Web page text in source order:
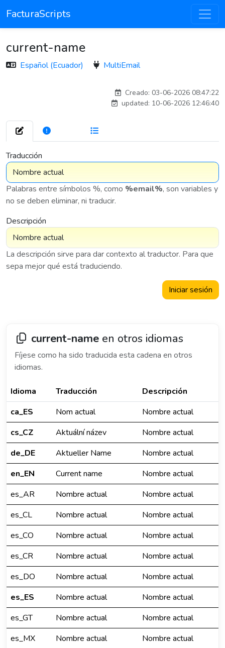
FacturaScripts
current-name
Español (Ecuador) MultiEmail
Creado: 03-06-2026 08:47:22
updated: 10-06-2026 12:46:40
Traducción
Palabras entre símbolos %, como %email%, son variables y
no se deben eliminar, ni traducir.
Descripción
La descripción sirve para dar contexto al traductor. Para que
sepa mejor qué está traduciendo.
Iniciar sesión
current-name en otros idiomas
Fíjese como ha sido traducida esta cadena en otros
idiomas.
Idioma Traducción
Descripción
ca_ES
Nom actual
Nombre actual
cs_CZ
Aktuální název
Nombre actual
de_DE
Aktueller Name
Nombre actual
en_EN
Current name
Nombre actual
es_AR
Nombre actual
Nombre actual
es_CL
Nombre actual
Nombre actual
es_CO
Nombre actual
Nombre actual
es_CR
Nombre actual
Nombre actual
es_DO
Nombre actual
Nombre actual
es_ES
Nombre actual
Nombre actual
es_GT
Nombre actual
Nombre actual
es_MX
Nombre actual
Nombre actual